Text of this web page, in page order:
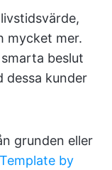
mycket mer.
beslut
dessa kunder
grunden eller
by